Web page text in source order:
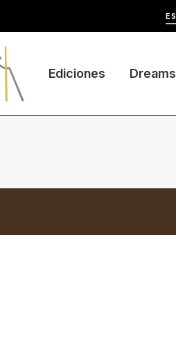
ES
Ediciones Dreams